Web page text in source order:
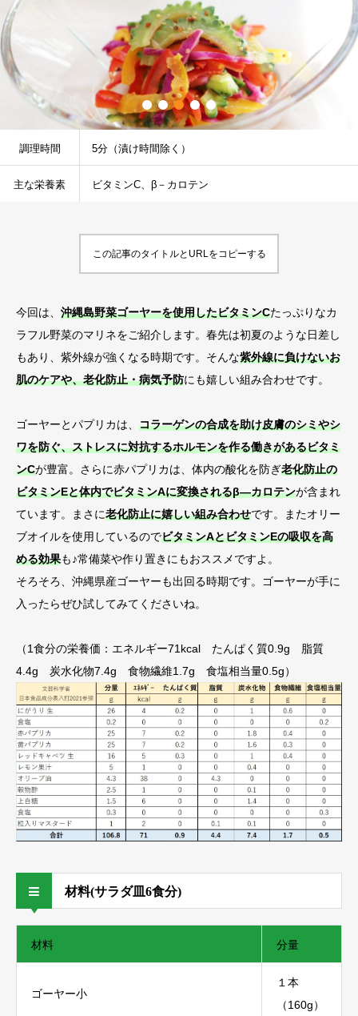
調理時間 5分（漬け時間除く）
主な栄養素 ビタミンC、β－カロテン
この記事のタイトルとURLをコピーする
今回は、 沖縄島野菜ゴーヤーを使用したビタミンCたっぷりなカ
ラフル野菜のマリネをご紹介します。春先は初夏のような日差し
もあり、紫外線が強くなる時期です。そんな紫外線に負けないお
肌のケアや、老化防止・病気予防にも嬉しい組み合わせです。
ゴーヤーとパプリカは、 コラーゲンの合成を助け皮膚のシミやシ
ワを防ぐ、ストレスに対抗するホルモンを作る働きがあるビタミ
ンCが豊富。さらに赤パプリカは、体内の酸化を防ぎ老化防止の
ビタミンEと体内でビタミンAに変換されるβ―カロテンが含まれ
ています。まさに老化防止に嬉しい組み合わせです。またオリー
ブオイルを使用しているのでビタミンAとビタミンEの吸収を高
める効果も♪常備菜や作り置きにもおススメですよ。
そろそろ、沖縄県産ゴーヤーも出回る時期です。ゴーヤーが手に
入ったらぜひ試してみてくださいね。
（1食分の栄養価：エネルギー71kcal たんぱく質0.9g 脂質
4.4g 炭水化物7.4g 食物繊維1.7g 食塩相当量0.5g）
材料(サラダ皿6食分)
材料 分量
ゴーヤー小
１本
（160g）